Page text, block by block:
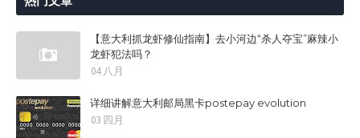
【意大利抓龙虾修仙指南】去小河边“杀人夺宝”麻辣小
龙虾犯法吗？
04 八月
详细讲解意大利邮局黑卡postepay evolution
03 四月